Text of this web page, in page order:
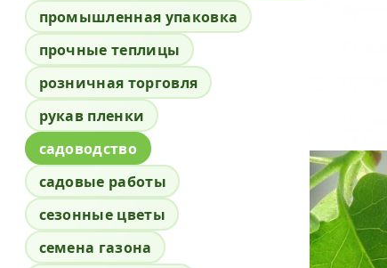
промышленная упаковка
прочные теплицы
розничная торговля
рукав пленки
садоводство
садовые работы
сезонные цветы
семена газона